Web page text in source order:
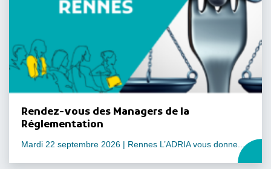
Rendez-vous des Managers de la
Réglementation
Mardi 22 septembre 2026 | Rennes L’ADRIA vous donne...